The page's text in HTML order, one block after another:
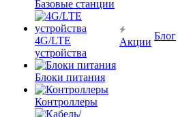
Базовые станции
4G/LTE
устройства
Блоки питания
Контроллеры
Акции
Блог